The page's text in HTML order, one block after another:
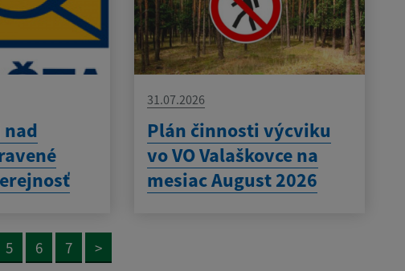
nad
31.07.2026
Plán činnosti výcviku
vo VO Valaškovce na
mesiac August 2026
5 6 7 >